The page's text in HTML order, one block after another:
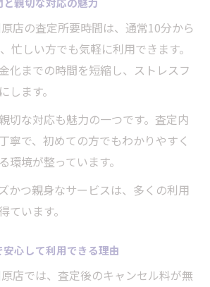
店の査定所要時間は、通常10分から
忙しい方でも気軽に利用できます。
化までの時間を短縮し、ストレスフ
します。
切な対応も魅力の一つです。査定内
寧で、初めての方でもわかりやすく
環境が整っています。
かつ親身なサービスは、多くの利用
ています。
心して利用できる理由
店では、査定後のキャンセル料が無